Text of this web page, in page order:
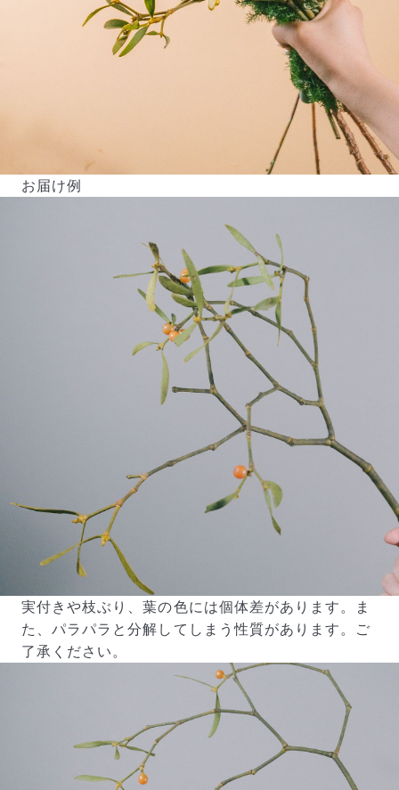
よくある質問
Q. 毎月自動でお花が届くサービスですか？
きな時に好きな花をご注文いただけます。
Q. 配送できないエリアはありますか？
ただいま沖縄・離島エリアへの配送には対応しておりませ
ん。ご了承ください。
Q. 配送日時は指定できますか？
お花をベストなタイミングで発送しているため、お届け日の
指定はできません。受け取り時間帯は、発送後にクロネコヤ
マトのアプリから変更可能です。
Q. 注文後にキャンセルできますか？
ご注文後一定時間内であればキャンセル可能です。
お届け例
実付きや枝ぶり、葉の色には個体差があります。ま
た、パラパラと分解してしまう性質があります。ご
了承ください。